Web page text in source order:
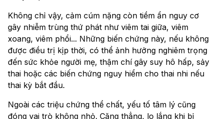
Không chỉ vậy, cảm cúm nặng còn tiềm ẩn nguy cơ
gây nhiễm trùng thứ phát như viêm tai giữa, viêm
xoang, viêm phổi... Những biến chứng này, nếu không
được điều trị kịp thời, có thể ảnh hưởng nghiêm trọng
đến sức khỏe người mẹ, thậm chí gây suy hô hấp, sảy
thai hoặc các biến chứng nguy hiểm cho thai nhi nếu
thai kỳ bắt đầu.
Ngoài các triệu chứng thể chất, yếu tố tâm lý cũng
đóng vai trò không nhỏ. Căng thẳng, lo lắng khi bị